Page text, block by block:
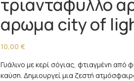
αρωμα city of
10,00 €
Γυάλινο με κερί σόγιας, φτιαγμένη
καύση. Δημιουργεί μια ζεστή